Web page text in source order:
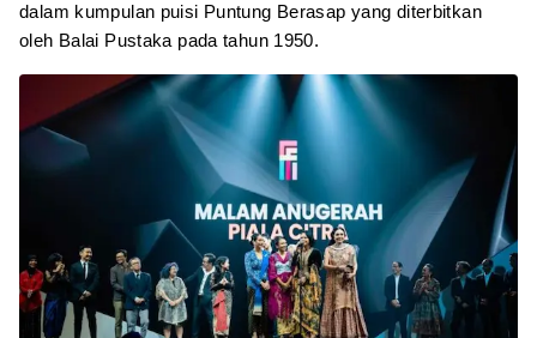
dalam kumpulan puisi Puntung Berasap yang diterbitkan
oleh Balai Pustaka pada tahun 1950.